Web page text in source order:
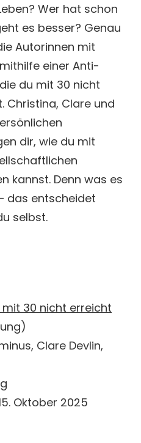
Wer hat schon
es besser? Genau
Autorinnen mit
einer Anti-
du mit 30 nicht
Christina, Clare und
dir, wie du mit
kannst. Denn was es
das entscheidet
selbst.
mit 30 nicht erreicht
Clare Devlin,
Oktober 2025